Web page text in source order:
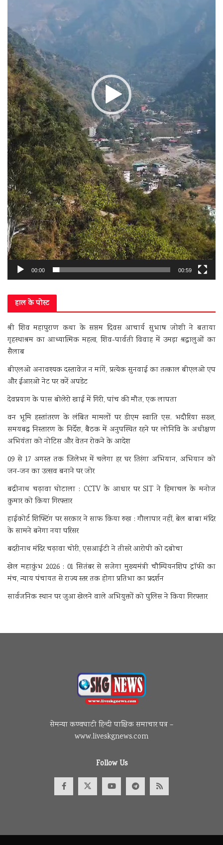
00:00 00:59
हाल के पोस्ट
श्री शिव महापुराण कथा के सप्तम दिवस आचार्य सुभाष जोशी ने बताया
गृहस्थाश्रम का आध्यात्मिक महत्व, शिव-पार्वती विवाह में उमड़ा श्रद्धालुओं का
सैलाब
बीएलओ अनावश्यक दस्तावेज न मांगें, प्रत्येक सुनवाई का तत्काल बीएलओ एप
और ईआरओ नेट पर करें अपडेट
देवप्रयाग के पास बोलेरो खाई में गिरी, पांच की मौत, एक लापता
वन भूमि हस्तांतरण के लंबित मामलों पर डीएम स्वाति एस. भदौरिया सख्त,
समयबद्ध निस्तारण के निर्देश, बैठक में अनुपस्थित रहने पर लोनिवि के अधीक्षण
अभियंता को नोटिस और वेतन रोकने के आदेश
09 से 17 अगस्त तक जिलेभर में चलेगा हर घर तिरंगा अभियान, अभियान को
जन-जन का उत्सव बनाने पर जोर
बद्रीनाथ चढ़ावा घोटाला : CCTV के आधार पर SIT ने हिमाचल के मनोज
कुमार को किया गिरफ्तार
हाईकोर्ट शिफ्टिंग पर सरकार ने साफ किया रुख : गौलापार नहीं, बेल बाबा मंदिर
के सामने बनेगा नया परिसर
बदरीनाथ मंदिर चढ़ावा चोरी, एसआईटी ने तीसरे आरोपी को दबोचा
खेल महाकुंभ 2026 : 01 सितंबर से सजेगा मुख्यमंत्री चौम्पियनशिप ट्रॉफी का
मंच, न्याय पंचायत से राज्य स्तर तक होगा प्रतिभा का प्रदर्शन
सार्वजनिक स्थान पर जुआ खेलने वाले अभियुक्तों को पुलिस ने किया गिरफ्तार
सेमन्या कण्वघाटी हिन्दी पाक्षिक समाचार पत्र –
www.liveskgnews.com
Follow Us